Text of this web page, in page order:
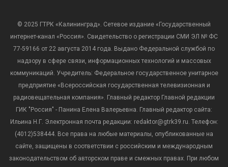
© 2025 ГТРК «Калининград». Сетевое издание «Государственный
интернет-канал «Россия». Свидетельство о регистрации СМИ ЭЛ № ФС
77-59166 от 22 августа 2014 года. Выдано Федеральной службой по
надзору в сфере связи, информационных технологий и массовых
коммуникаций. Учредитель: Федеральное государственное унитарное
предприятие «Всероссийская государственная телевизионная и
радиовещательная компания». Главный редактор Главной редакции
ГИК "Россия" - Панина Елена Валерьевна. Главный редактор сайта:
Ильина Н.Г. Электронная почта редакции: redaktor@gtrk39.ru. Телефон:
(4012)538444. Все права на любые материалы, опубликованные на
сайте, защищены в соответствии с российским и международным
законодательством об авторском праве и смежных правах. При любом